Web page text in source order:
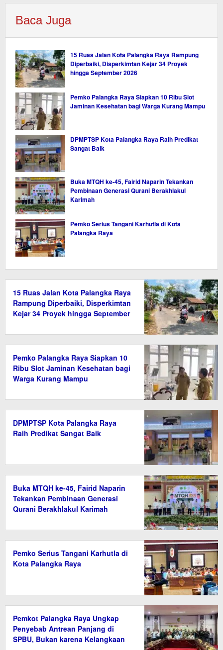
Baca Juga
15 Ruas Jalan Kota Palangka Raya Rampung
Diperbaiki, Disperkimtan Kejar 34 Proyek
hingga September 2026
Pemko Palangka Raya Siapkan 10 Ribu Slot
Jaminan Kesehatan bagi Warga Kurang Mampu
DPMPTSP Kota Palangka Raya Raih Predikat
Sangat Baik
Buka MTQH ke-45, Fairid Naparin Tekankan
Pembinaan Generasi Qurani Berakhlakul
Karimah
Pemko Serius Tangani Karhutla di Kota
Palangka Raya
15 Ruas Jalan Kota Palangka Raya
Rampung Diperbaiki, Disperkimtan
Kejar 34 Proyek hingga September
Pemko Palangka Raya Siapkan 10
Ribu Slot Jaminan Kesehatan bagi
Warga Kurang Mampu
DPMPTSP Kota Palangka Raya
Raih Predikat Sangat Baik
Buka MTQH ke-45, Fairid Naparin
Tekankan Pembinaan Generasi
Qurani Berakhlakul Karimah
Pemko Serius Tangani Karhutla di
Kota Palangka Raya
Pemkot Palangka Raya Ungkap
Penyebab Antrean Panjang di
SPBU, Bukan karena Kelangkaan